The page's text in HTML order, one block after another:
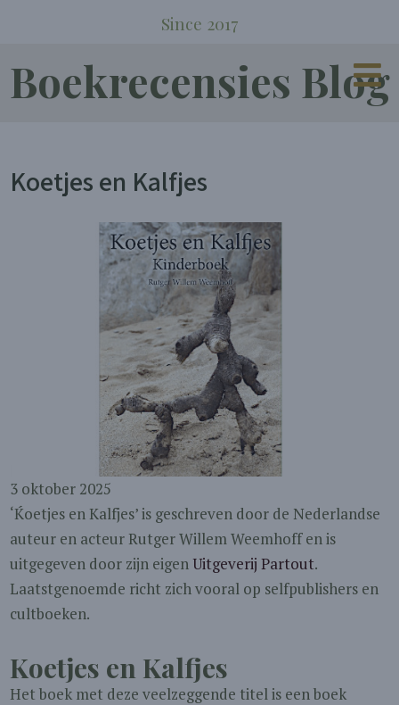
Since 2017
Boekrecensies Blog
Koetjes en Kalfjes
3 oktober 2025
‘Ḱoetjes en Kalfjes’ is geschreven door de Nederlandse
auteur en acteur Rutger Willem Weemhoff en is
uitgegeven door zijn eigenUitgeverij Partout.
Laatstgenoemde richt zich vooral op selfpublishers en
cultboeken.
Koetjes en Kalfjes
Het boek met deze veelzeggende titel is een boek